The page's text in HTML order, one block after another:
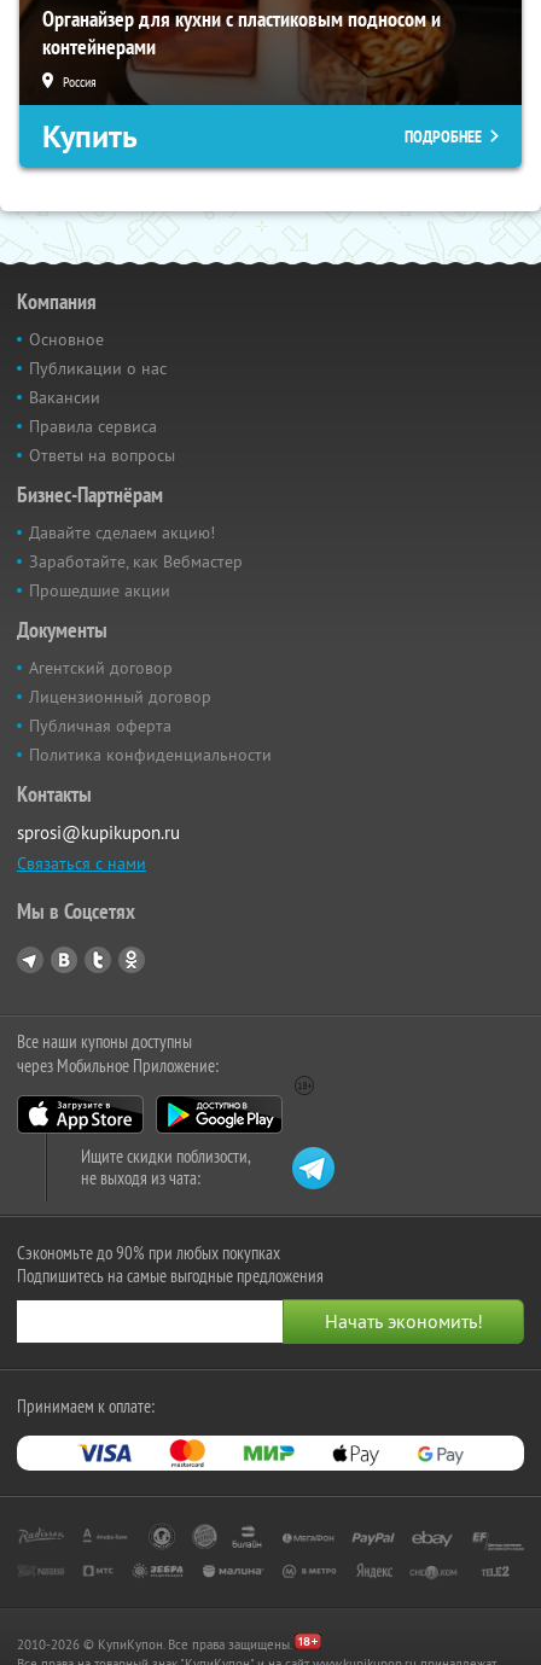
Органайзер для кухни с пластиковым подносом и
контейнерами
Россия
Купить ПОДРОБНЕЕ
Компания
Основное
Публикации о нас
Вакансии
Правила сервиса
Ответы на вопросы
Бизнес-Партнёрам
Давайте сделаем акцию!
Заработайте, как Вебмастер
Прошедшие акции
Документы
Агентский договор
Лицензионный договор
Публичная оферта
Политика конфиденциальности
Контакты
sprosi@kupikupon.ru
Связаться с нами
Мы в Соцсетях
Все наши купоны доступны
через Мобильное Приложение:
Ищите скидки поблизости,
не выходя из чата:
Сэкономьте до 90% при любых покупках
Подпишитесь на самые выгодные предложения
Принимаем к оплате:
2010-2026 © КупиКупон. Все права защищены.